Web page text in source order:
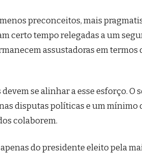
preconceitos, mais
certo tempo relegadas a um
assustadoras em termos
se alinhar a esse esforço. O
disputas políticas e um mínimo
colaborem.
do presidente eleito pela